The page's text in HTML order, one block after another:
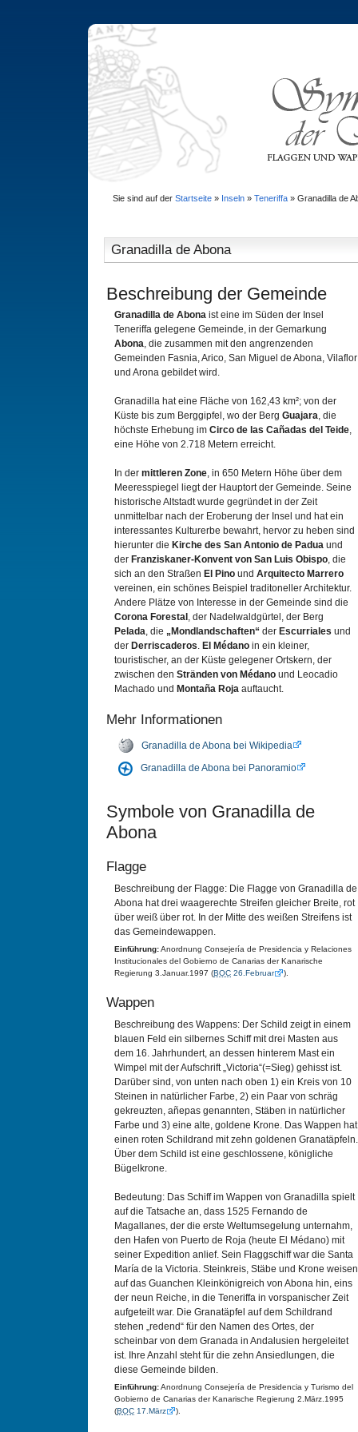
Sie sind auf der Startseite» Inseln» Teneriffa» Granadilla de
Granadilla de Abona
Beschreibung der Gemeinde
Granadilla de Abona ist eine im Süden der Insel
Teneriffa gelegene Gemeinde, in der Gemarkung
Abona, die zusammen mit den angrenzenden
Gemeinden Fasnia, Arico, San Miguel de Abona, Vilaflor
und Arona gebildet wird.
Granadilla hat eine Fläche von 162,43 km²; von der
Küste bis zum Berggipfel, wo der Berg Guajara, die
höchste Erhebung im Circo de las Cañadas del Teide,
eine Höhe von 2.718 Metern erreicht.
In der mittleren Zone, in 650 Metern Höhe über dem
Meeresspiegel liegt der Hauptort der Gemeinde. Seine
historische Altstadt wurde gegründet in der Zeit
unmittelbar nach der Eroberung der Insel und hat ein
interessantes Kulturerbe bewahrt, hervor zu heben sind
hierunter die Kirche des San Antonio de Padua und
der Franziskaner-Konvent von San Luis Obispo, die
sich an den Straßen El Pino und Arquitecto Marrero
vereinen, ein schönes Beispiel traditoneller Architektur.
Andere Plätze von Interesse in der Gemeinde sind die
Corona Forestal , der Nadelwaldgürtel, der Berg
Pelada, die „Mondlandschaften“ der Escurriales und
der Derriscaderos. El Médano in ein kleiner,
touristischer, an der Küste gelegener Ortskern, der
zwischen den Stränden von Médano und Leocadio
Machado und Montaña Roja auftaucht.
Mehr Informationen
Granadilla de Abona bei Wikipedia
Granadilla de Abona bei Panoramio
Symbole von Granadilla de
Abona
Flagge
Beschreibung der Flagge: Die Flagge von Granadilla de
Abona hat drei waagerechte Streifen gleicher Breite, rot
über weiß über rot. In der Mitte des weißen Streifens ist
das Gemeindewappen.
Einführung:Anordnung Consejería de Presidencia y Relaciones
Institucionales del Gobierno de Canarias der Kanarische
Regierung 3.Januar.1997 (BOC 26.Februar ).
Wappen
Beschreibung des Wappens: Der Schild zeigt in einem
blauen Feld ein silbernes Schiff mit drei Masten aus
dem 16. Jahrhundert, an dessen hinterem Mast ein
Wimpel mit der Aufschrift „Victoria“(=Sieg) gehisst ist.
Darüber sind, von unten nach oben 1) ein Kreis von 10
Steinen in natürlicher Farbe, 2) ein Paar von schräg
gekreuzten, añepas genannten, Stäben in natürlicher
Farbe und 3) eine alte, goldene Krone. Das Wappen hat
einen roten Schildrand mit zehn goldenen Granatäpfeln.
Über dem Schild ist eine geschlossene, königliche
Bügelkrone.
Bedeutung: Das Schiff im Wappen von Granadilla spielt
auf die Tatsache an, dass 1525 Fernando de
Magallanes, der die erste Weltumsegelung unternahm,
den Hafen von Puerto de Roja (heute El Médano) mit
seiner Expedition anlief. Sein Flaggschiff war die Santa
María de la Victoria. Steinkreis, Stäbe und Krone weisen
auf das Guanchen Kleinkönigreich von Abona hin, eins
der neun Reiche, in die Teneriffa in vorspanischer Zeit
aufgeteilt war. Die Granatäpfel auf dem Schildrand
stehen „redend“ für den Namen des Ortes, der
scheinbar von dem Granada in Andalusien hergeleitet
ist. Ihre Anzahl steht für die zehn Ansiedlungen, die
diese Gemeinde bilden.
Einführung:Anordnung Consejería de Presidencia y Turismo del
Gobierno de Canarias der Kanarische Regierung 2.März.1995
(BOC 17.März ).